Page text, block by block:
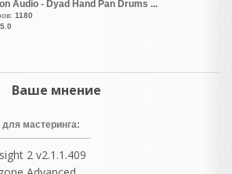
артефактов.
EDITION OF
MOST
EVER
Ностальгии |
Audio - Dyad Hand Pan Drums ...
1180
5.0
Ваше мнение
мастеринга:
2 v2.1.1.409